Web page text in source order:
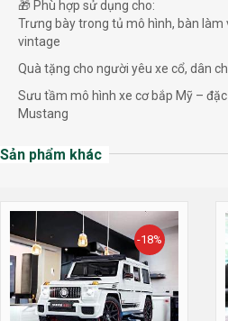
🎁 Phù hợp sử dụng cho:
Trưng bày trong tủ mô hình, bàn làm
vintage
Quà tặng cho người yêu xe cổ, dân
Sưu tầm mô hình xe cơ bắp Mỹ –
Mustang
Sản phẩm khác
-18%